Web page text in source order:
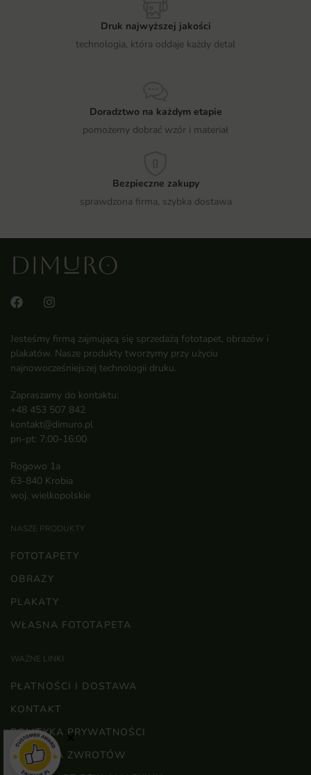
Druk najwyższej jakości
technologia, która oddaje każdy detal
Doradztwo na każdym etapie
pomożemy dobrać wzór i materiał
Bezpieczne zakupy
sprawdzona firma, szybka dostawa
Jesteśmy firmą zajmującą się sprzedażą fototapet, obrazów i
plakatów. Nasze produkty tworzymy przy użyciu
najnowocześniejszej technologii druku.
Zapraszamy do kontaktu:
+48 453 507 842
kontakt@dimuro.pl
pn-pt: 7:00-16:00
Rogowo 1a
63-840 Krobia
woj. wielkopolskie
NASZE PRODUKTY
FOTOTAPETY
OBRAZY
PLAKATY
WŁASNA FOTOTAPETA
WAŻNE LINKI
PŁATNOŚCI I DOSTAWA
KONTAKT
POLITYKA PRYWATNOŚCI
POLITYKA ZWROTÓW
×